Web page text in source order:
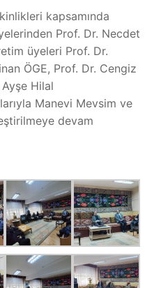
kapsamında
Prof. Dr. Necdet
üyeleri Prof. Dr.
ÖGE, Prof. Dr. Cengiz
Hilal
Manevi Mevsim ve
devam